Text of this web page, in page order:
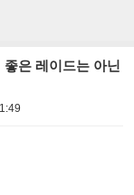
은 레이드는 아닌